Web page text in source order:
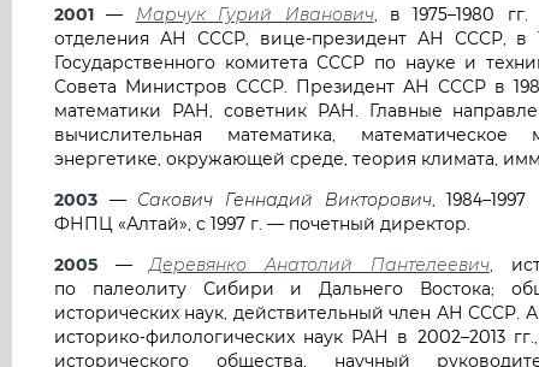
2001 — Марчук Гурий Иванович, в 1975–1980
отделения АН СССР, вице-президент АН СССР, в
Государственного комитета СССР по науке и
Совета Министров СССР. Президент АН СССР в
математики РАН, советник РАН. Главные
вычислительная математика,
энергетике, окружающей среде, теория климата,
2003 — Сакович Геннадий Викторович,
ФНПЦ «Алтай», с 1997 г. — почетный директор.
2005 — Деревянко Анатолий Пантелеевич,
по палеолиту Сибири и Дальнего Востока;
исторических наук, действительный член АН СССР.
историко-филологических наук РАН в 2002–2013
исторического общества, научный